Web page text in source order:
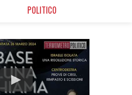
POLITICO